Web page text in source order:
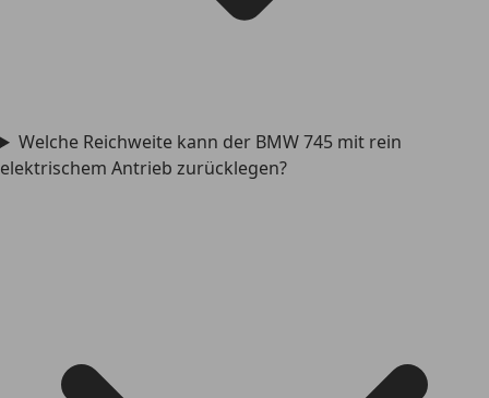
Welche Reichweite kann der BMW 745 mit rein
elektrischem Antrieb zurücklegen?